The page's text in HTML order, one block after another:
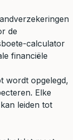
de
calculator
financiële
wordt opgelegd,
Elke
leiden tot